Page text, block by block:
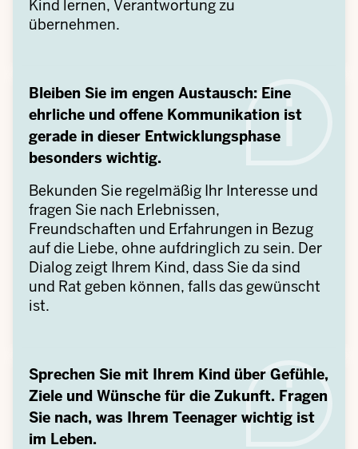
Kind lernen, Verantwortung zu
übernehmen.
Bleiben Sie im engen Austausch: Eine
ehrliche und offene Kommunikation ist
gerade in dieser Entwicklungsphase
besonders wichtig.
Bekunden Sie regelmäßig Ihr Interesse und
fragen Sie nach Erlebnissen,
Freundschaften und Erfahrungen in Bezug
auf die Liebe, ohne aufdringlich zu sein. Der
Dialog zeigt Ihrem Kind, dass Sie da sind
und Rat geben können, falls das gewünscht
ist.
Sprechen Sie mit Ihrem Kind über Gefühle,
Ziele und Wünsche für die Zukunft. Fragen
Sie nach, was Ihrem Teenager wichtig ist
im Leben.